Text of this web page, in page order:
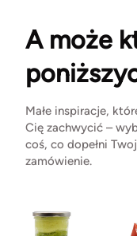
A może
Małe inspiracje,
Cię zachwycić –
coś, co dopełni
zamówienie.